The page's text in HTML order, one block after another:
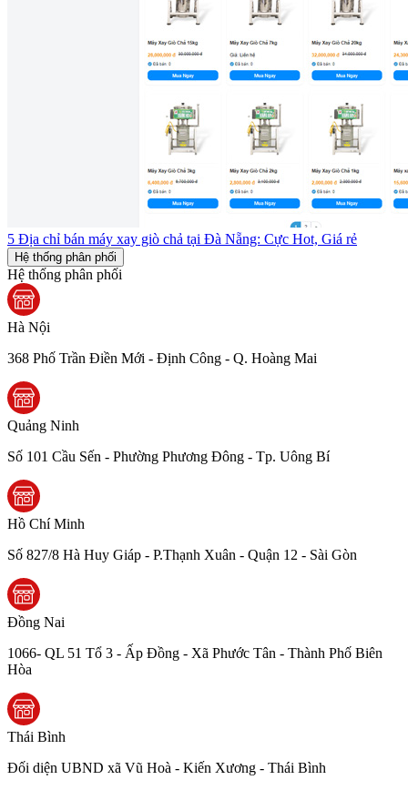
5 Địa chỉ bán máy xay giò chả tại Đà Nẵng: Cực Hot, Giá rẻ
Hệ thống phân phối
Hệ thống phân phối
Hà Nội
368 Phố Trần Điền Mới - Định Công - Q. Hoàng Mai
Quảng Ninh
Số 101 Cầu Sến - Phường Phương Đông - Tp. Uông Bí
Hồ Chí Minh
Số 827/8 Hà Huy Giáp - P.Thạnh Xuân - Quận 12 - Sài Gòn
Đồng Nai
1066- QL 51 Tổ 3 - Ấp Đồng - Xã Phước Tân - Thành Phố Biên
Hòa
Thái Bình
Đối diện UBND xã Vũ Hoà - Kiến Xương - Thái Bình